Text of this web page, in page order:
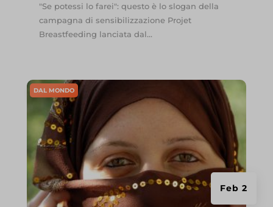
"Se potessi lo farei": questo è lo slogan della
campagna di sensibilizzazione Projet
Breastfeeding lanciata dal...
Feb 2
DAL MONDO